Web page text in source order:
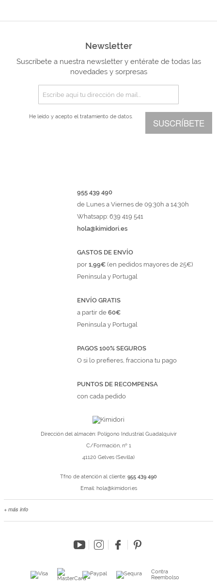
Newsletter
Suscríbete a nuestra newsletter y entérate de todas las
novedades y sorpresas
SUSCRÍBETE
He leído y acepto el tratamiento de datos.
955 439 490
de Lunes a Viernes de 09:30h a 14:30h
Whatsapp: 639 419 541
hola@kimidori.es
GASTOS DE ENVÍO
por1,99€(en pedidos mayores de 25€)
Península y Portugal
ENVÍO GRATIS
a partir de60€
Península y Portugal
PAGOS 100% SEGUROS
O si lo prefieres, fracciona tu pago
PUNTOS DE RECOMPENSA
con cada pedido
Dirección del almacén: Polígono Industrial Guadalquivir
C/Formación, nº 1
41120 Gelves (Sevilla)
Tfno de atención al cliente: 955 439 490
Email: hola@kimidori.es
+ más info
Kimidori PRINT, nuestro servicio de impresión de fotos
Contra
Reembolso